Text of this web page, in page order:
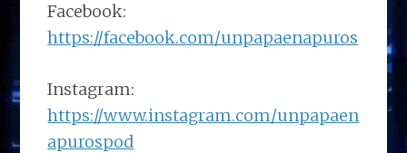
Facebook:
https://facebook.com/unpapaenapuros
Instagram:
https://www.instagram.com/unpapaen
apurospod